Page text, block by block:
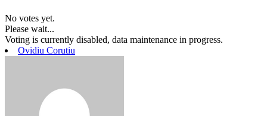
No votes yet.
Please wait...
Voting is currently disabled, data maintenance in progress.
Ovidiu Corutiu